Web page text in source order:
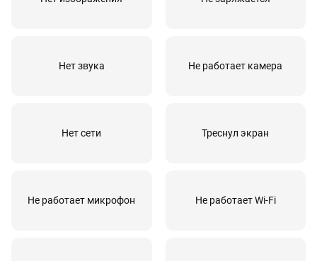
Замена полифонического динамика 30 мин
Замена процессора 30 мин
30 мин от 580 руб
Замена системного разъёма 30 мин от 450 руб
Нет звука Не работает камера
Нет сети Треснул экран
Не работает микрофон Не работает Wi-Fi